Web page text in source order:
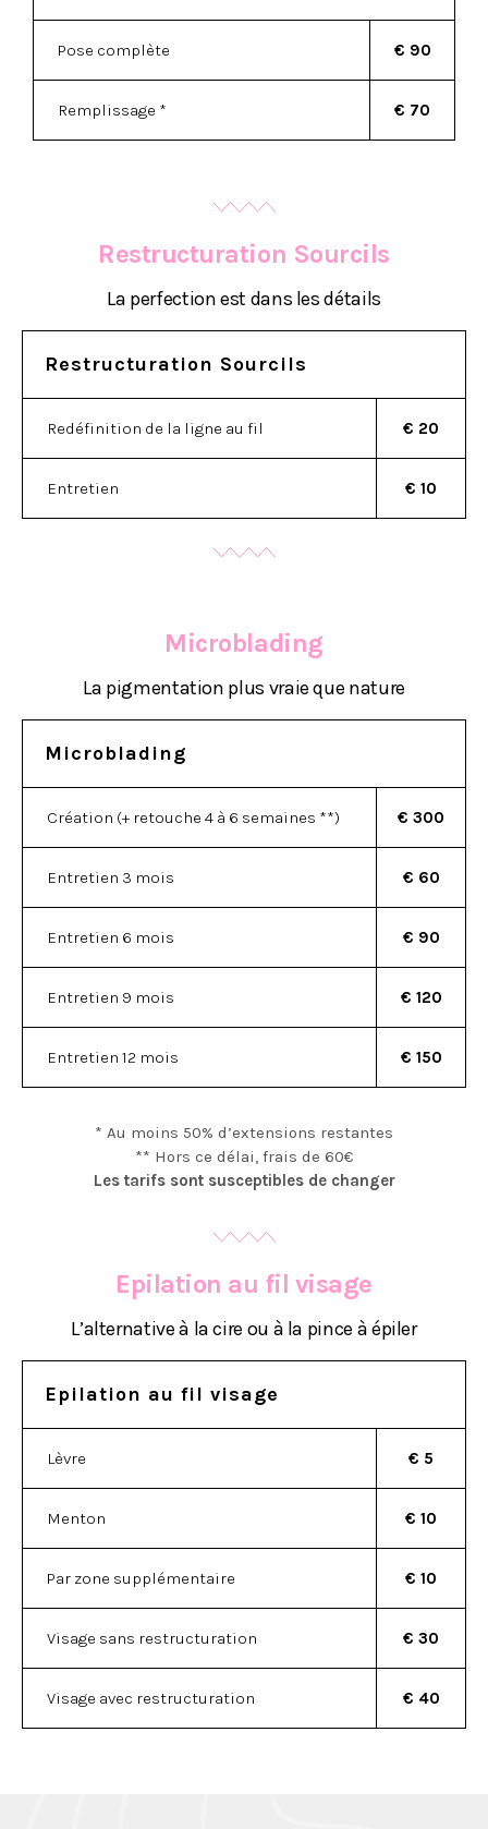
Pose complète € 90
Remplissage * € 70
Restructuration Sourcils
La perfection est dans les détails
Restructuration Sourcils
Redéfinition de la ligne au fil € 20
Entretien € 10
Microblading
La pigmentation plus vraie que nature
Microblading
Création (+ retouche 4 à 6 semaines **) € 300
Entretien 3 mois € 60
Entretien 6 mois € 90
Entretien 9 mois € 120
Entretien 12 mois € 150
* Au moins 50% d’extensions restantes
** Hors ce délai, frais de 60€
Les tarifs sont susceptibles de changer
Epilation au fil visage
L’alternative à la cire ou à la pince à épiler
Epilation au fil visage
Lèvre € 5
Menton € 10
Par zone supplémentaire € 10
Visage sans restructuration € 30
Visage avec restructuration € 40